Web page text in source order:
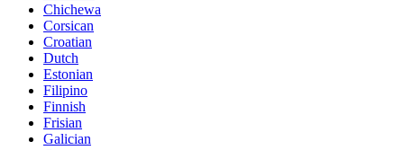
Chichewa
Corsican
Croatian
Dutch
Estonian
Filipino
Finnish
Frisian
Galician